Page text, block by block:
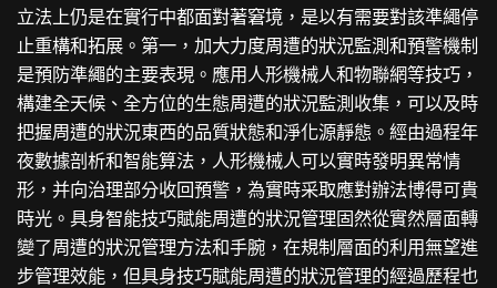
立法上仍是在實行中都面對著窘境，是以有需要對該準繩停
止重構和拓展。第一，加大力度周遭的狀況監測和預警機制
是預防準繩的主要表現。應用人形機械人和物聯網等技巧，
構建全天候、全方位的生態周遭的狀況監測收集，可以及時
把握周遭的狀況東西的品質狀態和淨化源靜態。經由過程年
夜數據剖析和智能算法，人形機械人可以實時發明異常情
形，并向治理部分收回預警，為實時采取應對辦法博得可貴
時光。具身智能技巧賦能周遭的狀況管理固然從實然層面轉
變了周遭的狀況管理方法和手腕，在規制層面的利用無望進
步管理效能，但具身技巧賦能周遭的狀況管理的經過歷程也